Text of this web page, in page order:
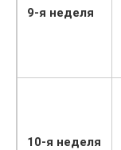
9-я неделя
10-я неделя